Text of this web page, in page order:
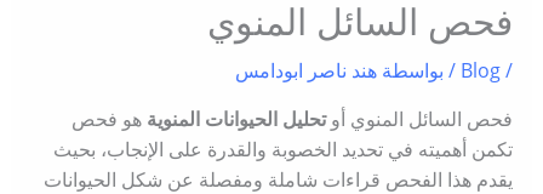
فحص السائل المنوي
/
Blog / بواسطة هند ناصر ابودامس
فحص السائل المنوي أوتحليل الحيوانات المنوية هو فحص
تكمن أهميته في تحديد الخصوبة والقدرة على الإنجاب، بحيث
يقدم هذا الفحص قراءات شاملة ومفصلة عن شكل الحيوانات